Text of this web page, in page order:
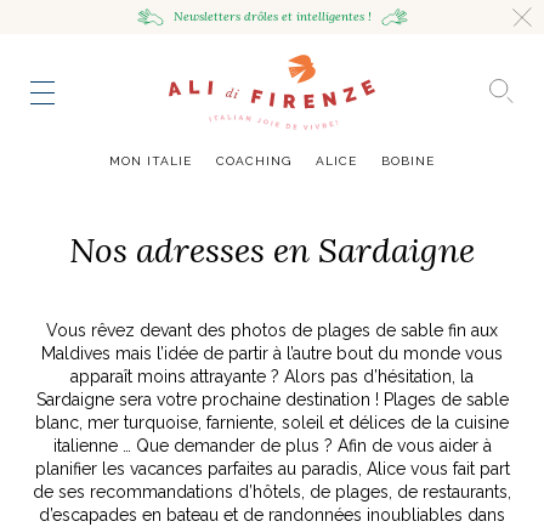
Newsletters drôles et intelligentes !
MON ITALIE COACHING ALICE BOBINE
VOYAGEUSE
CITY GUIDE
master
ITALIENNE
AU SOIN DE SOI
RAYONNER
NOUVEAU
BELLEZZA
DÉCOUVRIR
le
ART DE VIVRE ITALIEN
Leçon de style,
Marta Ferri
physique
EN TÊTE-À-TÊTE
La Passeggiata à
Florence
Cheron
MONTE LE SON
Mes podcasts
Nos adresses en Sardaigne
Vous rêvez devant des photos de plages de sable fin aux
Maldives mais l’idée de partir à l’autre bout du monde vous
apparaît moins attrayante ? Alors pas d’hésitation, la
Sardaigne sera votre prochaine destination ! Plages de sable
blanc, mer turquoise, farniente, soleil et délices de la cuisine
italienne … Que demander de plus ? Afin de vous aider à
planifier les vacances parfaites au paradis, Alice vous fait part
de ses recommandations d’hôtels, de plages, de restaurants,
d’escapades en bateau et de randonnées inoubliables dans